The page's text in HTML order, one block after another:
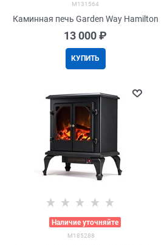
M131564
Каминная печь Garden Way Hamilton
13 000 ₽
КУПИТЬ
Наличие уточняйте
M185288